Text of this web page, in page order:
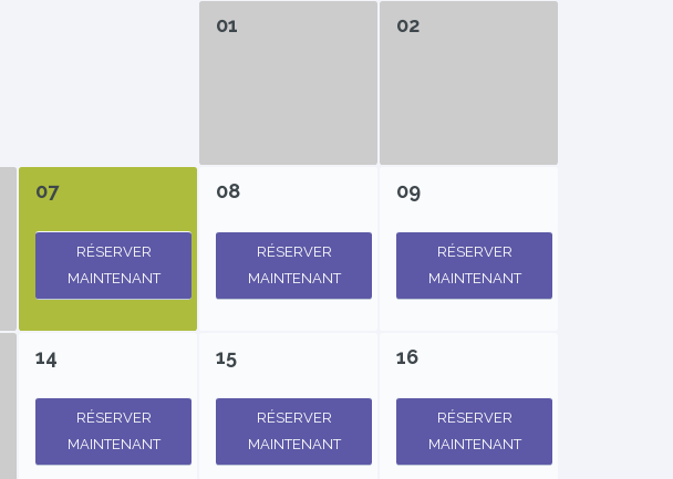
01 02
07
RÉSERVER
MAINTENANT
08
RÉSERVER
MAINTENANT
09
RÉSERVER
MAINTENANT
14
RÉSERVER
MAINTENANT
15
RÉSERVER
MAINTENANT
16
RÉSERVER
MAINTENANT